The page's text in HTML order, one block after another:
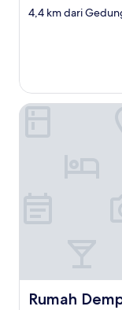
bintang
4,4 km dari
Rumah
Rumah Dempo
Rumah Dempo